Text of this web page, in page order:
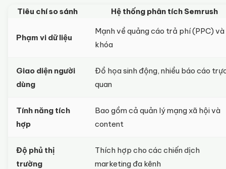
Tiêu chí so sánh Hệ thống phân tích Semrush
Phạm vi dữ liệu
Mạnh về quảng cáo trả phí (PPC)
khóa
Giao diện người
dùng
Đồ họa sinh động, nhiều báo cáo
quan
Tính năng tích
hợp
Bao gồm cả quản lý mạng xã hội và
content
Độ phủ thị
trường
Thích hợp cho các chiến dịch
marketing đa kênh